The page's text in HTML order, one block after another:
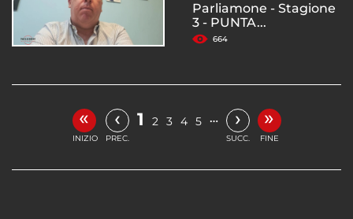
Parliamone - Stagione
3 - PUNTA...
664
«
INIZIO
‹
PREC.
1 2 3 4 5 … ›
SUCC.
»
FINE